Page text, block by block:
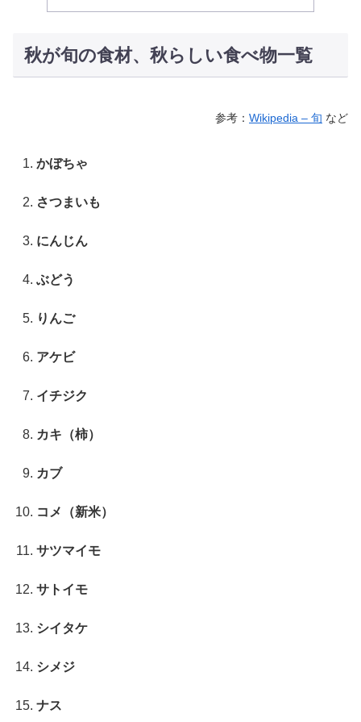
秋が旬の食材、秋らしい食べ物一覧
参考： Wikipedia – 旬 など
かぼちゃ
さつまいも
にんじん
ぶどう
りんご
アケビ
イチジク
カキ（柿）
カブ
コメ（新米）
サツマイモ
サトイモ
シイタケ
シメジ
ナス